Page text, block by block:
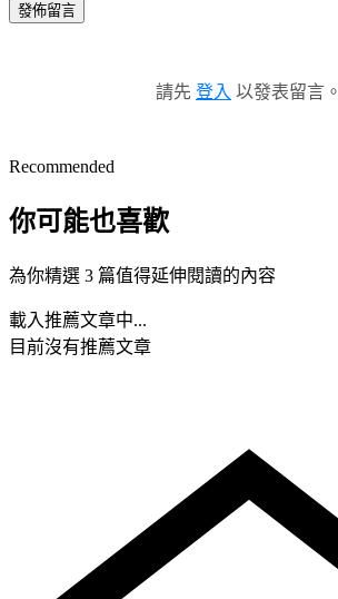
發佈留言
請先 登入 以發表留言。
Recommended
你可能也喜歡
為你精選 3 篇值得延伸閱讀的內容
載入推薦文章中...
目前沒有推薦文章